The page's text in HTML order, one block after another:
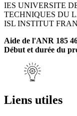
IES UNIVERSITE
TECHNIQUES DU
ISL INSTITUT
Aide de l'ANR 185
Début et durée du
Liens utiles